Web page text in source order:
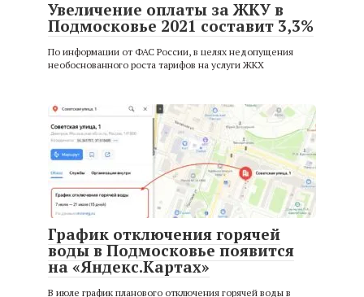
Увеличение оплаты за ЖКУ в
Подмосковье 2021 составит 3,3%
По информации от ФАС России, в целях недопущения
необоснованного роста тарифов на услуги ЖКХ
График отключения горячей
воды в Подмосковье появится
на «Яндекс.Картах»
В июле график планового отключения горячей воды в